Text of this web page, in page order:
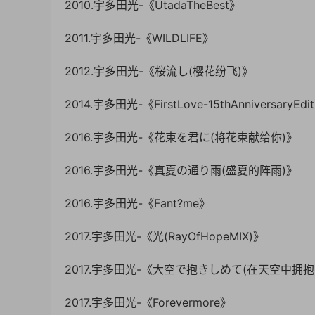
2010.宇多田光-《UtadaTheBest》
2011.宇多田光-《WILDLIFE》
2012.宇多田光-《桜流し(樱花纷飞)》
2014.宇多田光-《FirstLove-
2016.宇多田光-《花束を君に(将花束献给你)》
2016.宇多田光-《真夏の通り雨(盛夏的阵雨)》
2016.宇多田光-《Fant?me》
2017.宇多田光-《光(RayOfHopeMIX)》
2017.宇多田光-《大空で抱きしめて(在天空中拥抱
2017.宇多田光-《Forevermore》